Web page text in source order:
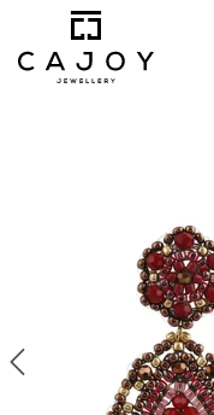
principale